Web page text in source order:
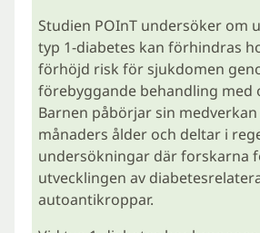
Studien POInT undersöker om
typ 1-diabetes kan förhindras
förhöjd risk för sjukdomen
förebyggande behandling med
Barnen påbörjar sin
månaders ålder och deltar i
undersökningar där forskarna
utvecklingen av
autoantikroppar.